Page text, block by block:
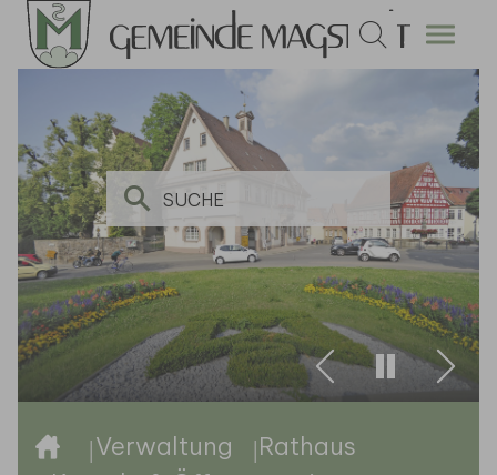
Zum Hauptinhalt springen
Zurück
Verwaltung
Rathaus